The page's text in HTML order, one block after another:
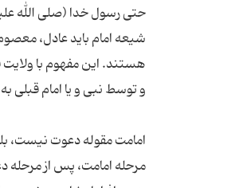
حتی رسول خدا (صلی الله
شیعه امام باید عادل،
هستند. این مفهوم با
امامت مقوله دعوت نیست،
مرحله امامت، پس از مرحله